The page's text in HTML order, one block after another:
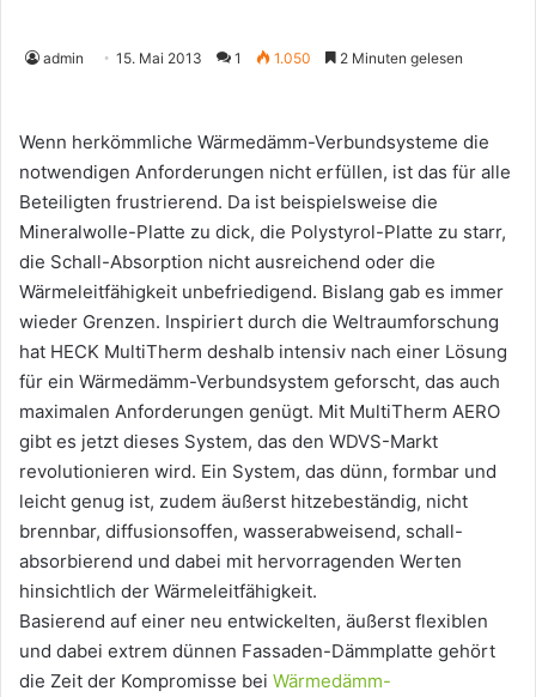
admin 15. Mai 2013 1 1.050 2 Minuten gelesen
Wenn herkömmliche Wärmedämm-Verbundsysteme die
notwendigen Anforderungen nicht erfüllen, ist das für alle
Beteiligten frustrierend. Da ist beispielsweise die
Mineralwolle-Platte zu dick, die Polystyrol-Platte zu starr,
die Schall-Absorption nicht ausreichend oder die
Wärmeleitfähigkeit unbefriedigend. Bislang gab es immer
wieder Grenzen. Inspiriert durch die Weltraumforschung
hat HECK MultiTherm deshalb intensiv nach einer Lösung
für ein Wärmedämm-Verbundsystem geforscht, das auch
maximalen Anforderungen genügt. Mit MultiTherm AERO
gibt es jetzt dieses System, das den WDVS-Markt
revolutionieren wird. Ein System, das dünn, formbar und
leicht genug ist, zudem äußerst hitzebeständig, nicht
brennbar, diffusionsoffen, wasserabweisend, schall-
absorbierend und dabei mit hervorragenden Werten
hinsichtlich der Wärmeleitfähigkeit.
Basierend auf einer neu entwickelten, äußerst flexiblen
und dabei extrem dünnen Fassaden-Dämmplatte gehört
die Zeit der Kompromisse bei Wärmedämm-